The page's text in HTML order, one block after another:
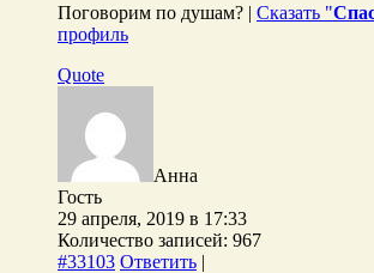
Поговорим по душам? | Сказать "
профиль
Quote
Анна
Гость
29 апреля, 2019 в 17:33
Количество записей: 967
#33103 Ответить |